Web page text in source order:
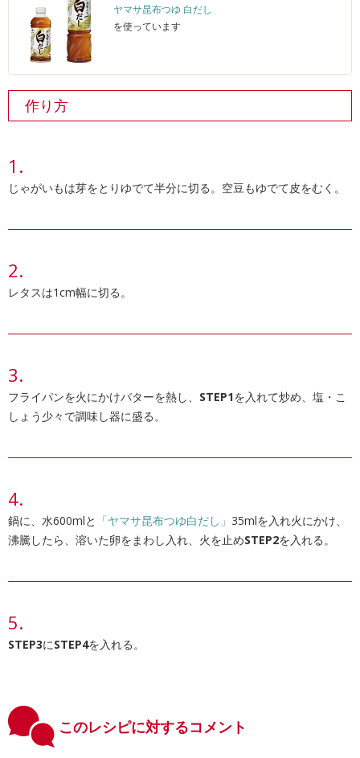
ヤマサ昆布つゆ 白だし
を使っています
作り方
じゃがいもは芽をとりゆでて半分に切る。空豆もゆでて皮をむく。
レタスは1cm幅に切る。
フライパンを火にかけバターを熱し、 STEP1を入れて炒め、塩・こ
しょう少々で調味し器に盛る。
鍋に、水600mlと 「ヤマサ昆布つゆ白だし」 35mlを入れ火にかけ、
沸騰したら、溶いた卵をまわし入れ、火を止めSTEP2を入れる。
STEP3にSTEP4を入れる。
このレシピに対するコメント